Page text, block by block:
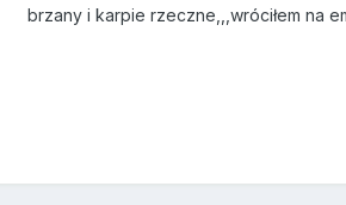
brzany i karpie rzeczne,,,wróciłem na